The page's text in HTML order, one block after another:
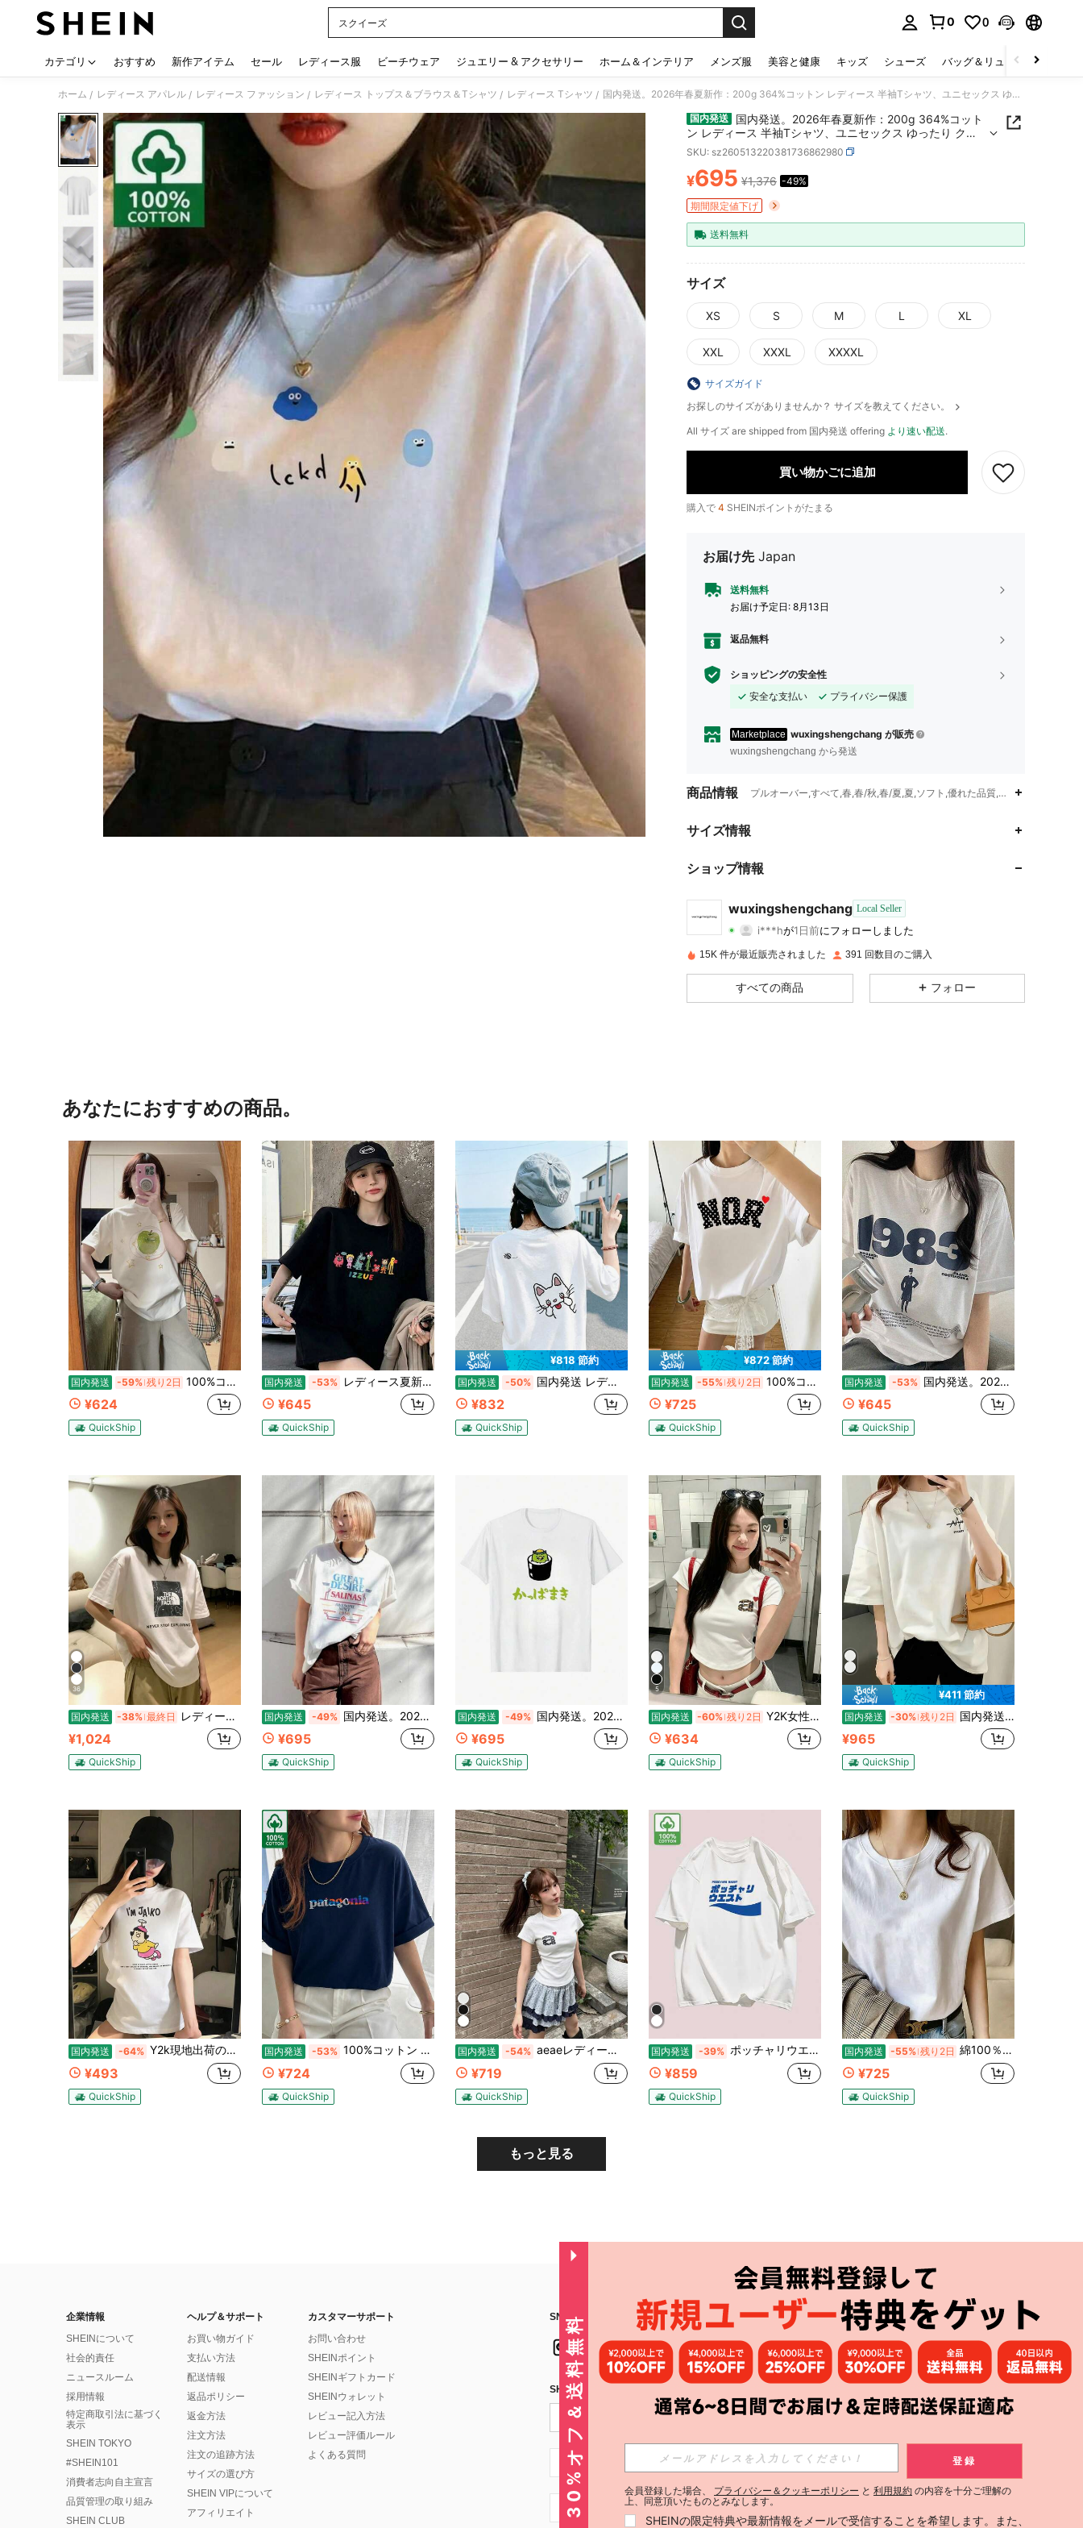
スクイーズ
0 0
カテゴリ おすすめ 新作アイテム セール レディース服 ビーチウェア ジュエリー & アクセサリー ホーム＆インテリア メンズ服 美容と健康 キッズ シューズ バッグ＆リュック
ホーム / レディース アパレル / レディース ファッション / レディース トップス＆ブラウス＆Tシャツ / レディース Tシャツ / 国内発送。2026年春夏新作：200g 364%コットン レディース 半袖Tシャツ、ユニセックス ゆったり クルーネック、韓国風カジュアルトップス。
国内発送
国内発送。2026年春夏新作：200g 364%コット
ン レディース 半袖Tシャツ、ユニセックス ゆったり クル
ーネック、韓国風カジュアルトップス。
SKU: sz260513220381736862980
PRICE AND AVAILABILITY
¥695 ¥1,376 -49%
期間限定値下げ
送料無料
サイズ
XS S M L XL
XXL XXXL XXXXL
サイズガイド
お探しのサイズがありませんか？ サイズを教えてください。
All サイズ are shipped from 国内発送 offering より速い配送.
買い物かごに追加
購入で 4 SHEINポイントがたまる
お届け先 Japan
送料無料
お届け予定日: 8月13日
返品無料
ショッピングの安全性
安全な支払い
プライバシー保護
Marketplace wuxingshengchang が販売
wuxingshengchang から発送
商品情報 プルオーバー,すべて,春,春/秋,春/夏,夏,ソフト,優れた品質,肌にやさしい,プレ
サイズ情報
ショップ情報
wuxingshengchang Local Seller
4.18
4.18 4.8K 86
i***h 1日前
にフォローしました
n***vが閲覧中
4.18 4.8K 86
4.18 4.8K 86
4.18 4.8K 86
15K 件が最近販売されました 391 回数目のご購入
すべての商品 フォロー
あなたにおすすめの商品。
国内発送 -59% 残り2日 100%コットン レディース半袖 夏服y2kスタイルトップ レディースカジュアルプリントTシャツ 春夏新作 ゆったり快適 韓国風トップス ス キャラクター tシャツ 国内発送
¥624
QuickShip
国内発送 -53% レディース夏新作デイリーカジュアルルーズラウンドネックコットン半袖Tシャツ。キュートで万能なプリントがプリントされており、ファッショナブルで万能、デイリーウェアレディーストップスに最適。
¥645
QuickShip
¥818 節約
国内発送 -50% 国内発送 レディース春夏新作 ユニークデザイン ファッションプリント ラウンドネック カジュアル万能 ティーンガール風 200g コットン半袖 T シャツ 着心地抜群
¥832
QuickShip
¥872 節約
国内発送 -55% 残り2日 100%コットン女性用半袖 可愛いプリント 韓国風トップス 春夏新作 ゆったり通気Tシャツ Y2Kラウンドネックトップス 国内発送
¥725
QuickShip
国内発送 -53% 国内発送。2026年春夏新作：200g 100%コットン レディース 半袖Tシャツ、ユニセックス ゆったり クルーネック、韓国風カジュアルトップス。
¥645
QuickShip
36
国内発送 -38% 最終日 レディース 綿素材 プリント柄 半袖 T シャツ クルーネック カジュアル 柔らか肌触り 通気性良好 夏新作 普段着 通勤着 おしゃれデイリーカジュアルトップス
¥1,024
QuickShip
国内発送 -49% 国内発送。2026年春夏新作：200g 100%コットン レディース 半袖Tシャツ、ユニセックス ゆったり クルーネック、韓国風カジュアルトップス。
¥695
QuickShip
国内発送 -49% 国内発送。2026年春夏新作：200g 100%コットン レディース 半袖Tシャツ、ユニセックス ゆったり クルーネック、韓国風カジュアルトップス。
¥695
QuickShip
5
国内発送 -60% 残り2日 Y2K女性用ショートTシャツ プリントフィットラウンドネック半袖 アシンメトリーヘムTシャツ シンプルカジュアルトップス 夏の新作 国内発送
¥634
QuickShip
¥411 節約
国内発送 -30% 残り2日 国内発送 200g 純綿 T シャツ 2026 夏新作 プリント柄 レディース丸首半袖 カジュアルコーデ カップル着用可
¥965
QuickShip
国内発送 -64% Y2k現地出荷の100%純綿200g Tシャツ、2026レディース夏ファッションプリント半袖Tシャツ、カップルスタイル、インナーにもアウターにも適し、オフィスカジュアルラウンドネックの楽しい半袖トップス。
¥493
QuickShip
国内発送 -53% 100%コットン レディース半袖 夏服y2kスタイルトップ レディースカジュアルプリントTシャツ 春夏新作 ゆったり快適 韓国風トップス ス キャラクター tシャツ 国内発送
¥724
QuickShip
国内発送 -54% aeaeレディース レギュラーショルダー半袖Tシャツ、夏用クルーネックスリムフィット、アメリカンファッションスタイル、着回し抜群セクシーカジュアルトップス
¥719
QuickShip
国内発送 -39% ポッチャリウエスト英字パロディプリント半袖 ぽっちゃりさん向けカップルデートコーデ綿シャツ
¥859
QuickShip
国内発送 -55% 残り2日 綿100％のカジュアル無地半袖Tシャツ 夏の新作ラウンドネックトップス ゆったりでリラックス感のあるスリム見えコーデしやすいインナー 男女兼用Tシャツ 国内発送
¥725
QuickShip
もっと見る
企業情報
SHEINについて
社会的責任
ニュースルーム
採用情報
特定商取引法に基づく
表示
SHEIN TOKYO
#SHEIN101
消費者志向自主宣言
品質管理の取り組み
SHEIN CLUB
ヘルプ＆サポート
お買い物ガイド
支払い方法
配送情報
返品ポリシー
返金方法
注文方法
注文の追跡方法
サイズの選び方
SHEIN VIPについて
アフィリエイト
カスタマーサポート
お問い合わせ
SHEINポイント
SHEINギフトカード
SHEINウォレット
レビュー記入方法
レビュー評価ルール
よくある質問
SNSフォローはこちら： アプリ
SHEIN STYLE NEWSを購読する
購読
JP + 81 登録する
JP + 81
30%オフ＆送料無料 登録
会員登録した場合、 プライバシー＆クッキーポリシー と 利用規約 の内容を十分ご理解の
上、同意頂いたものとみなします。
SHEINの限定特典や最新情報をメールで受信することを希望します。また、